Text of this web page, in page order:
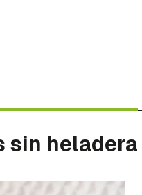
sin heladera